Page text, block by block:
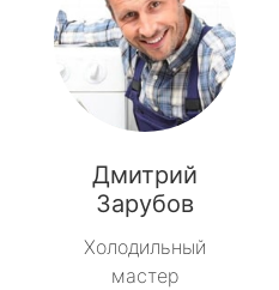
Дмитрий
Зарубов
Холодильный
мастер